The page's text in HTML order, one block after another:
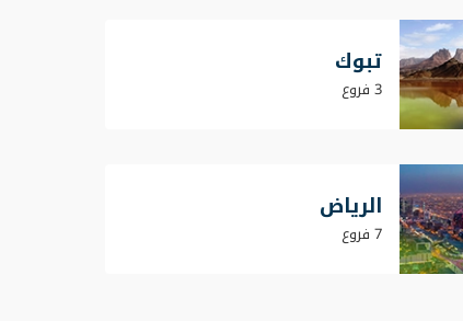
تبوك
3 فروع
الرياض
7 فروع